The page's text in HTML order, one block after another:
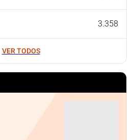
3.358
VER TODOS